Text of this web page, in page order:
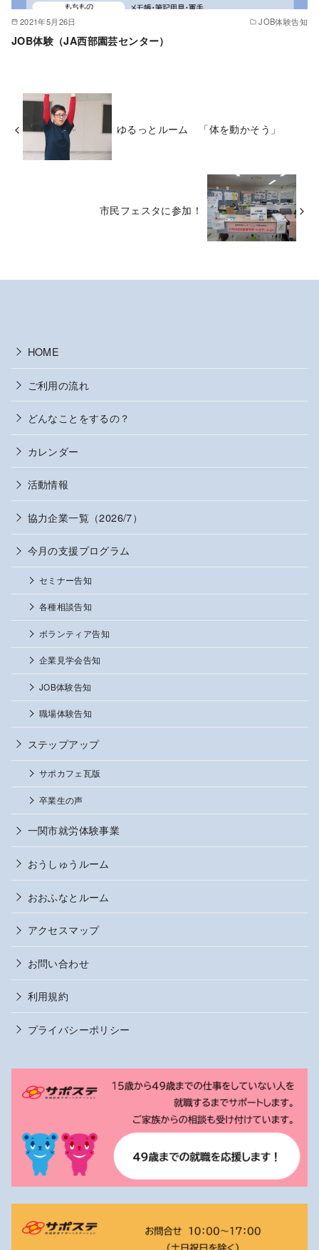
2021年5月26日 JOB体験告知
JOB体験（JA西部園芸センター）
ゆるっとルーム 「体を動かそう」
市民フェスタに参加！
HOME
ご利用の流れ
どんなことをするの？
カレンダー
活動情報
協力企業一覧（2026/7）
今月の支援プログラム
セミナー告知
各種相談告知
ボランティア告知
企業見学会告知
JOB体験告知
職場体験告知
ステップアップ
サポカフェ瓦版
卒業生の声
一関市就労体験事業
おうしゅうルーム
おおふなとルーム
アクセスマップ
お問い合わせ
利用規約
プライバシーポリシー